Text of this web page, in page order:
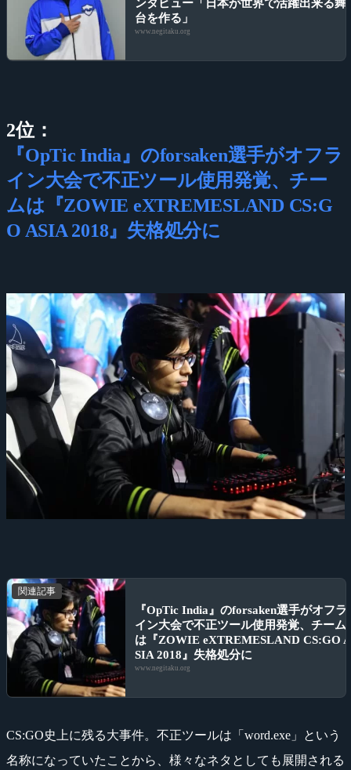
ンタビュー「日本が世界で活躍出来る舞
台を作る」
www.negitaku.org
2位：
『OpTic India』のforsaken選手がオフラ
イン大会で不正ツール使用発覚、チー
ムは『ZOWIE eXTREMESLAND CS:G
O ASIA 2018』失格処分に
関連記事
『OpTic India』のforsaken選手がオフラ
イン大会で不正ツール使用発覚、チーム
は『ZOWIE eXTREMESLAND CS:GO
SIA 2018』失格処分に
www.negitaku.org
CS:GO史上に残る大事件。不正ツールは「word.exe」という
名称になっていたことから、様々なネタとしても展開される